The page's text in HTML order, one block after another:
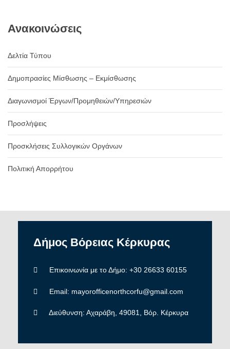
Ανακοινώσεις
Δελτία Τύπου
Δημοπρασίες Μίσθωσης – Εκμίσθωσης
Διαγωνισμοί Έργων/Προμηθειών/Υπηρεσιών
Προσλήψεις
Προσκλήσεις Συλλογικών Οργάνων
Πολιτική Απορρήτου
Δήμος Βόρειας Κέρκυρας
Επικοινωνία με το Δήμο: +30 26633 60155
Email: mayorofficenorthcorfu@gmail.com
Διεύθυνση: Αχαράβη, 49081, Βόρ. Κέρκυρα